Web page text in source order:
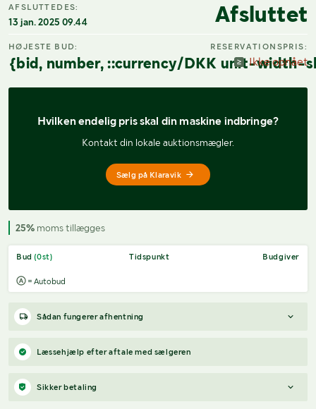
AFSLUTTEDES:
13 jan. 2025 09.44 Afsluttet
HØJESTE BUD:
{bid, number, ::currency/DKK unit-width-
RESERVATIONSPRIS:
Ikke opnået
Hvilken endelig pris skal din maskine indbringe?
Kontakt din lokale auktionsmægler.
Sælg på Klaravik
25% moms tillægges
Bud (0st) Tidspunkt Budgiver
= Autobud
Sådan fungerer afhentning
Varen forbliver hos sælgeren, indtil køberen har betalt for
varen. Når betalingen er modtaget, får køberen adgang til
sælgers kontaktoplysninger og kan aftale afhentning (inden for
12 dage efter auktionens afslutning).
Læssehjælp efter aftale med sælgeren
Sikker betaling